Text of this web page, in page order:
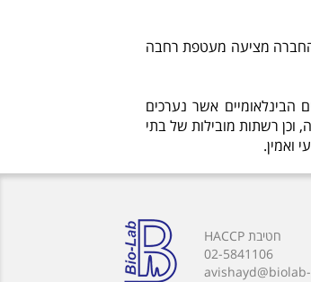
החברה מציעה מעטפת רחבה
אשר נערכים
רשתות מובילות של בתי
ואמין.
חטיבת HACCP
02-5841106